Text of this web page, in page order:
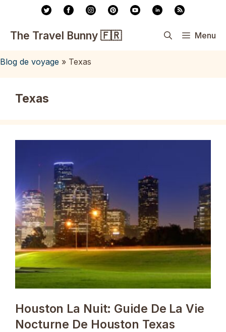
contenu
The Travel Bunny 🇫🇷 Menu
Blog de voyage » Texas
Texas
Houston La Nuit: Guide De La Vie
Nocturne De Houston Texas